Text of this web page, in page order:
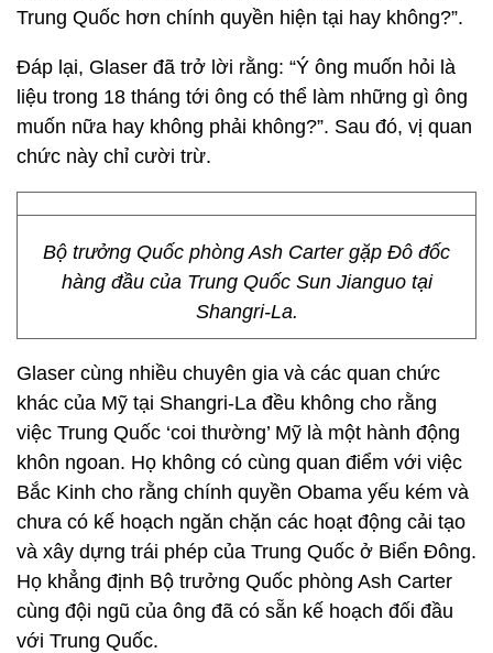
Trung Quốc hơn chính quyền hiện tại hay không?”.
Đáp lại, Glaser đã trở lời rằng: “Ý ông muốn hỏi là
liệu trong 18 tháng tới ông có thể làm những gì ông
muốn nữa hay không phải không?”. Sau đó, vị quan
chức này chỉ cười trừ.
Bộ trưởng Quốc phòng Ash Carter gặp Đô đốc
hàng đầu của Trung Quốc Sun Jianguo tại
Shangri-La.
Glaser cùng nhiều chuyên gia và các quan chức
khác của Mỹ tại Shangri-La đều không cho rằng
việc Trung Quốc ‘coi thường’ Mỹ là một hành động
khôn ngoan. Họ không có cùng quan điểm với việc
Bắc Kinh cho rằng chính quyền Obama yếu kém và
chưa có kế hoạch ngăn chặn các hoạt động cải tạo
và xây dựng trái phép của Trung Quốc ở Biển Đông.
Họ khẳng định Bộ trưởng Quốc phòng Ash Carter
cùng đội ngũ của ông đã có sẵn kế hoạch đối đầu
với Trung Quốc.